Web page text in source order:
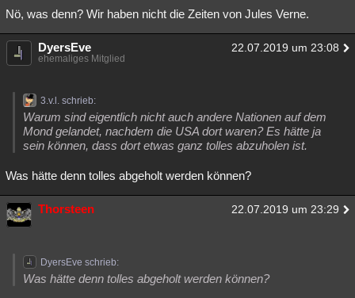
Nö, was denn? Wir haben nicht die Zeiten von Jules Verne.
DyersEve 22.07.2019 um 23:08
ehemaliges Mitglied
3.v.l. schrieb:
Warum sind eigentlich nicht auch andere Nationen auf dem
Mond gelandet, nachdem die USA dort waren? Es hätte ja
sein können, dass dort etwas ganz tolles abzuholen ist.
Was hätte denn tolles abgeholt werden können?
Thorsteen 22.07.2019 um 23:29
DyersEve schrieb:
Was hätte denn tolles abgeholt werden können?